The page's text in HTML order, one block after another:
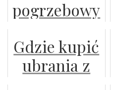
– wyzwania
pogrzebowy
zawsze
będzie wam
Gdzie kupić
ubrania z